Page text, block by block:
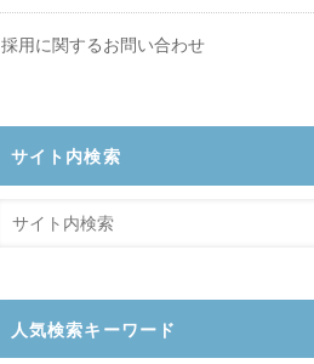
採用に関するお問い合わせ
サイト内検索
人気検索キーワード